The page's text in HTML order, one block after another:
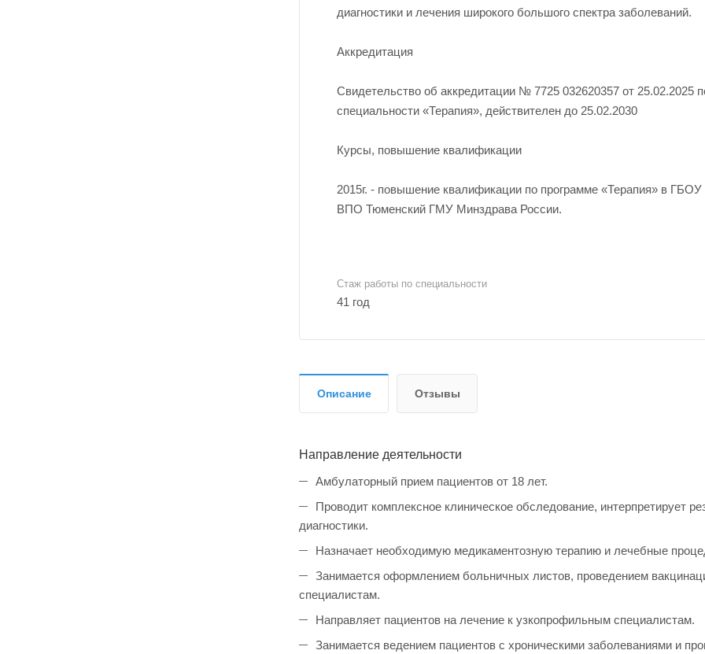
диагностики и лечения широкого большого спектра заболеваний.
Аккредитация
Свидетельство об аккредитации № 7725 032620357 от 25.02.2025
специальности «Терапия», действителен до 25.02.2030
Курсы, повышение квалификации
2015г. - повышение квалификации по программе «Терапия» в ГБОУ
ВПО Тюменский ГМУ Минздрава России.
Стаж работы по специальности
41 год
Описание Отзывы
Направление деятельности
Амбулаторный прием пациентов от 18 лет.
Проводит комплексное клиническое обследование, интерпретирует
диагностики.
Назначает необходимую медикаментозную терапию и лечебные
Занимается оформлением больничных листов, проведением
специалистам.
Направляет пациентов на лечение к узкопрофильным специалистам.
Занимается ведением пациентов с хроническими заболеваниями и